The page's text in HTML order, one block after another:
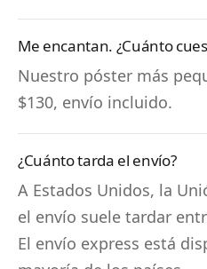
Me encantan. ¿Cuánto
Nuestro póster más
$130, envío incluido.
¿Cuánto tarda el envío?
A Estados Unidos, la
el envío suele tardar
El envío express está